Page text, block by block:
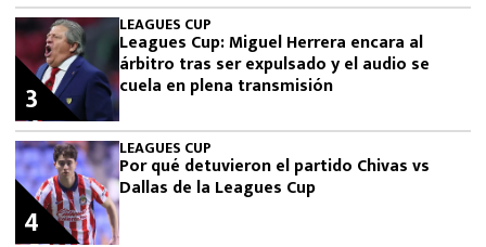
LEAGUES CUP
Leagues Cup: Miguel Herrera encara al
árbitro tras ser expulsado y el audio se
cuela en plena transmisión
3
LEAGUES CUP
Por qué detuvieron el partido Chivas vs
Dallas de la Leagues Cup
4